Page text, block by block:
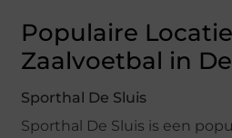
Populaire
Zaalvoetbal in
Sporthal De Sluis
Sporthal De Sluis is een